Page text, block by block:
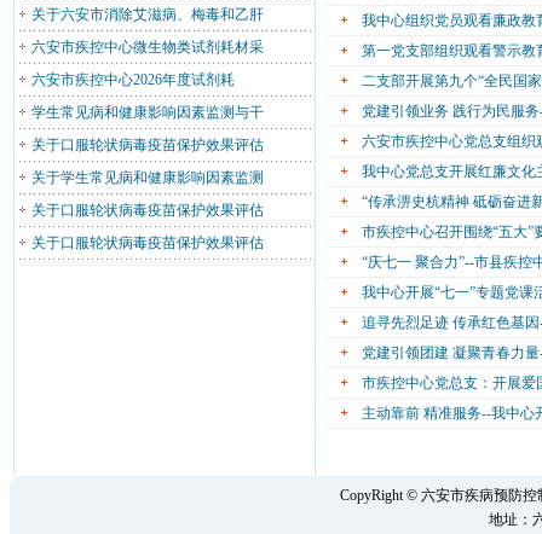
关于六安市消除艾滋病、梅毒和乙肝
六安市疾控中心微生物类试剂耗材采
六安市疾控中心2026年度试剂耗
学生常见病和健康影响因素监测与干
关于口服轮状病毒疫苗保护效果评估
关于学生常见病和健康影响因素监测
关于口服轮状病毒疫苗保护效果评估
关于口服轮状病毒疫苗保护效果评估
我中心组织党员观看廉政教
第一党支部组织观看警示
二支部开展第九个“全民国
党建引领业务 践行为民服
六安市疾控中心党总支组
我中心党总支开展红廉文化
“传承淠史杭精神 砥砺奋进
市疾控中心召开围绕“五大”
“庆七一 聚合力”--市县疾控
我中心开展“七一”专题党课
追寻先烈足迹 传承红色基
党建引领团建 凝聚青春力
市疾控中心党总支：开展
主动靠前 精准服务--我中
CopyRight © 六安市疾病预防
地址：